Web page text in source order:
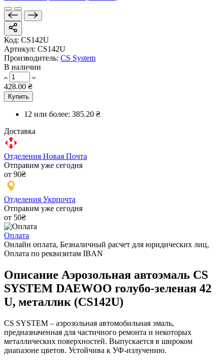
Код: CS142U
Артикул: CS142U
Производитель: CS System
В наличии
428.00 ₴
Купить
12 или более: 385.20 ₴
Доставка
Отделения Новая Почта
Отправим уже сегодня
от 90₴
Отделения Укрпочта
Отправим уже сегодня
от 50₴
Оплата
Онлайн оплата, Безналичный расчет для юридических лиц,
Оплата по реквизитам IBAN
Описание Аэрозольная автоэмаль CS
SYSTEM DAEWOO голубо-зеленая 42
U, металлик (CS142U)
CS SYSTEM – аэрозольная автомобильная эмаль,
предназначенная для частичного ремонта и некоторых
металлических поверхностей. Выпускается в широком
диапазоне цветов. Устойчива к УФ-излучению.